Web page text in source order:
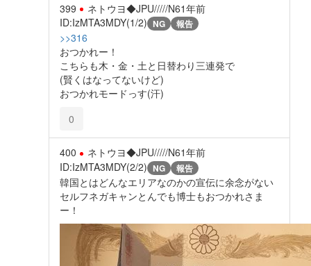
399 ネトウヨ◆JPU/////N61年前
ID:IzMTA3MDY(1/2) NG 報告
>>316
おつかれー！
こちらも木・金・土と日替わり三連発で
(賢くはなってないけど)
おつかれモードっす(汗)
0
400 ネトウヨ◆JPU/////N61年前
ID:IzMTA3MDY(2/2) NG 報告
韓国とはどんなエリアなのかの宣伝に余念がない
セルフネガキャンとんでも博士もおつかれさま
ー！